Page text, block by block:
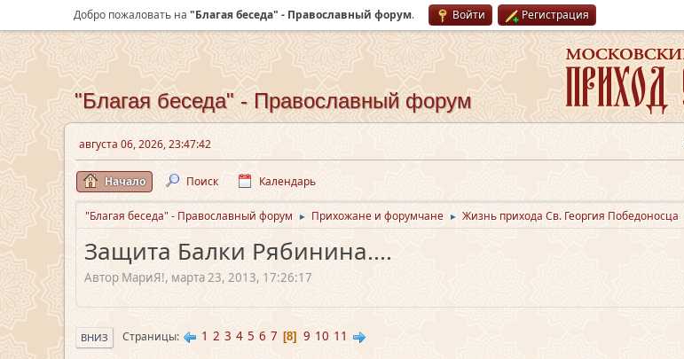
Добро пожаловать на "Благая беседа" - Православный форум. Войти Регистрация
"Благая беседа" - Православный форум
августа 06, 2026, 23:47:42
Начало Поиск Календарь
"Благая беседа" - Православный форум ► Прихожане и форумчане ► Жизнь прихода Св. Георгия Победоносца
Защита Балки Рябинина....
Автор МариЯ!, марта 23, 2013, 17:26:17
ВНИЗ Страницы 1 2 3 4 5 6 7 8 9 10 11